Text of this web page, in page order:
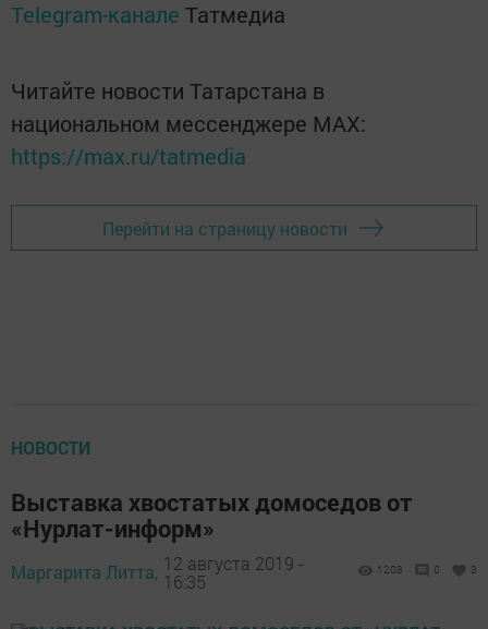
Telegram-канале Татмедиа
Читайте новости Татарстана в
национальном мессенджере MАХ:
https://max.ru/tatmedia
Перейти на страницу новости
НОВОСТИ
Выставка хвостатых домоседов от
«Нурлат-информ»
Маргарита Литта, 12 августа 2019 -
16:35
1208 0 3